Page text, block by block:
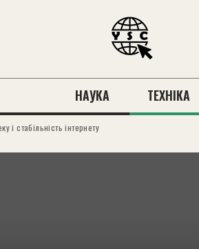
НАУКА ТЕХНІКА
і стабільність інтернету